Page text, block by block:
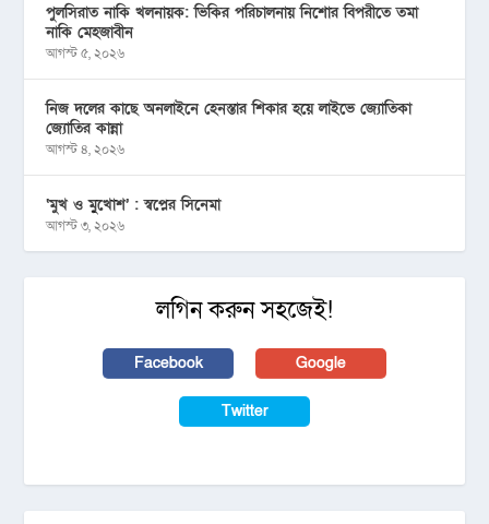
পুলসিরাত নাকি খলনায়ক: ভিকির পরিচালনায় নিশোর বিপরীতে তমা
নাকি মেহজাবীন
আগস্ট ৫, ২০২৬
নিজ দলের কাছে অনলাইনে হেনস্তার শিকার হয়ে লাইভে জ্যোতিকা
জ্যোতির কান্না
আগস্ট ৪, ২০২৬
‘মুখ ও মু্খোশ’ : স্বপ্নের সিনেমা
আগস্ট ৩, ২০২৬
লগিন করুন সহজেই!
Facebook Google
Twitter